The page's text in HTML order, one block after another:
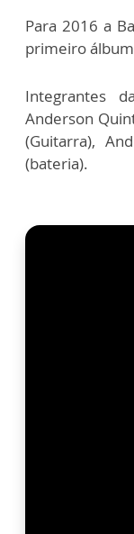
Para 2016 a
primeiro
Integrantes
Anderson
(Guitarra),
(bateria).